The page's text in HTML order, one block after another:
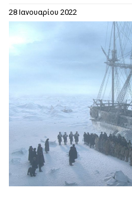
28 Ιανουαρίου 2022